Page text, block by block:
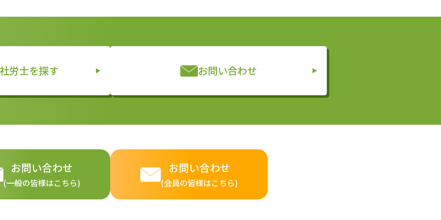
労士を探す お問い合わせ
お問い合わせ
(一般の皆様はこちら)
お問い合わせ
(会員の皆様はこちら)